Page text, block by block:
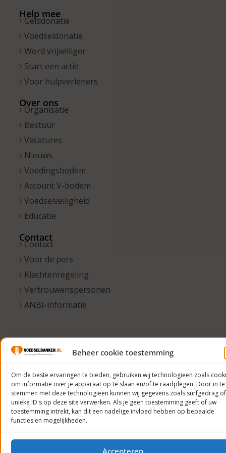
Beheer cookie toestemming
Om de beste ervaringen te bieden, gebruiken wij technologieën zoals
om informatie over je apparaat op te slaan en/of te raadplegen. Door in te
stemmen met deze technologieën kunnen wij gegevens zoals surfgedrag of
unieke ID's op deze site verwerken. Als je geen toestemming geeft of uw
toestemming intrekt, kan dit een nadelige invloed hebben op bepaalde
functies en mogelijkheden.
Accepteren
Help mee
Gelddonatie
Voedseldonatie
Word vrijwilliger
Start een actie
Voor hulpverleners
Over ons
Organisatie
Bestuur
Vacatures
Nieuws
Voedingsbodem
Account V-bodem
Voedselveiligheid
Educatie
Contact
Contact
Voor de pers
Klachtenregeling
Vertrouwenspersonen
ANBI-informatie
© 2023
Nederland
Privacyverklaring